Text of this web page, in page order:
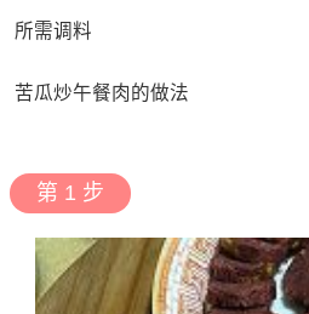
所需调料
苦瓜炒午餐肉的做法
第 1 步